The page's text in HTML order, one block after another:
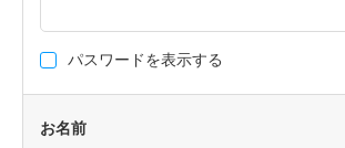
パスワードを表示する
お名前